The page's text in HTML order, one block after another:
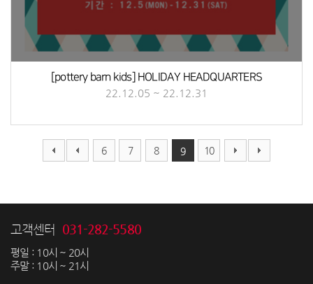
[pottery barn kids] HOLIDAY HEADQUARTERS
22.12.05 ~ 22.12.31
6 7 8 9 10
고객센터 031-282-5580
평일 : 10시 ~ 20시
주말 : 10시 ~ 21시